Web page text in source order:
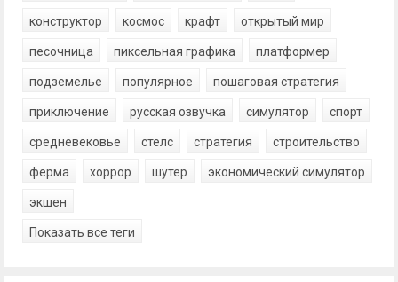
конструктор космос крафт открытый мир
песочница пиксельная графика платформер
подземелье популярное пошаговая стратегия
приключение русская озвучка симулятор спорт
средневековье стелс стратегия строительство
ферма хоррор шутер экономический симулятор
экшен
Показать все теги